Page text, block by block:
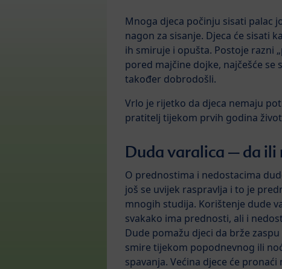
Mnoga djeca počinju sisati palac
nagon za sisanje. Djeca će sisati
ih smiruje i opušta. Postoje razni
pored majčine dojke, najčešće se
također dobrodošli.
Vrlo je rijetko da djeca nemaju
pratitelj tijekom prvih godina
Duda varalica – da ili
O prednostima i nedostacima
još se uvijek raspravlja i to je
mnogih studija. Korištenje dude
svakako ima prednosti, ali i
Dude pomažu djeci da brže zaspu
smire tijekom popodnevnog ili
spavanja. Većina djece će pronaći